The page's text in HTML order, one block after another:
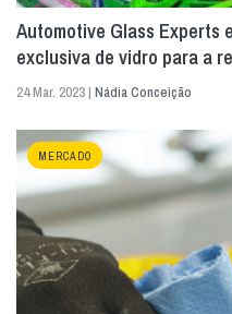
Automotive Glass Experts
exclusiva de vidro para a
24 Mar. 2023 | Nádia Conceição
MERCADO